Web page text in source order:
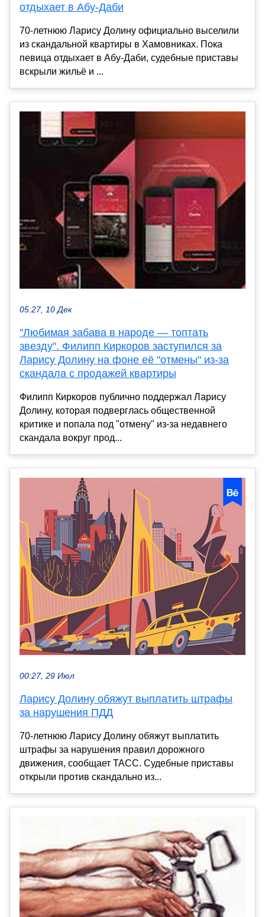
отдыхает в Абу-Даби
70-летнюю Ларису Долину официально выселили
из скандальной квартиры в Хамовниках. Пока
певица отдыхает в Абу-Даби, судебные приставы
вскрыли жильё и ...
05:27, 10 Дек
"Любимая забава в народе — топтать
звезду". Филипп Киркоров заступился за
Ларису Долину на фоне её "отмены" из-за
скандала с продажей квартиры
Филипп Киркоров публично поддержал Ларису
Долину, которая подверглась общественной
критике и попала под "отмену" из-за недавнего
скандала вокруг прод...
00:27, 29 Июл
Ларису Долину обяжут выплатить штрафы
за нарушения ПДД
70-летнюю Ларису Долину обяжут выплатить
штрафы за нарушения правил дорожного
движения, сообщает ТАСС. Судебные приставы
открыли против скандально из...